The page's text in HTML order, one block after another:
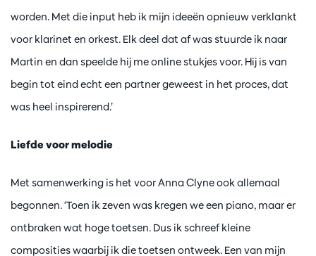
worden. Met die input heb ik mijn ideeën opnieuw verklankt
voor klarinet en orkest. Elk deel dat af was stuurde ik naar
Martin en dan speelde hij me online stukjes voor. Hij is van
begin tot eind echt een partner geweest in het proces, dat
was heel inspirerend.’
Liefde voor melodie
Met samenwerking is het voor Anna Clyne ook allemaal
begonnen. ‘Toen ik zeven was kregen we een piano, maar er
ontbraken wat hoge toetsen. Dus ik schreef kleine
composities waarbij ik die toetsen ontweek. Een van mijn